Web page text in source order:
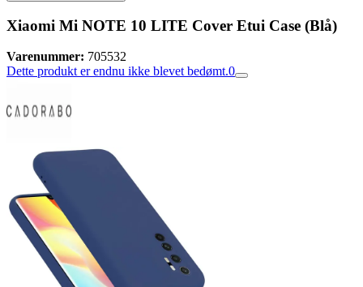
Xiaomi Mi NOTE 10 LITE Cover Etui Case (Blå)
Varenummer: 705532
Dette produkt er endnu ikke blevet bedømt.0